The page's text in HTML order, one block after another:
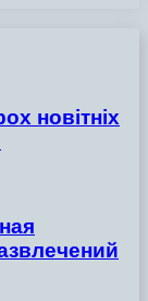
новітніх